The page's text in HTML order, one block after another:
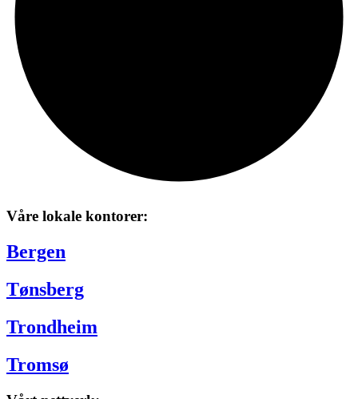
Våre lokale kontorer:
Bergen
Tønsberg
Trondheim
Tromsø